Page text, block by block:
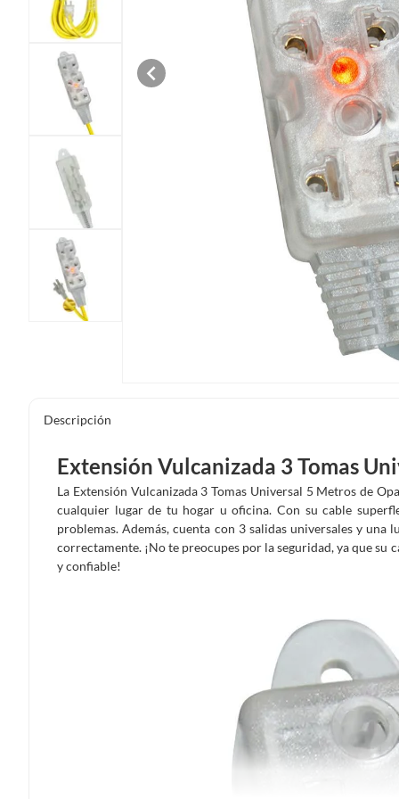
Descripción
Extensión Vulcanizada 3 Tomas
La Extensión Vulcanizada 3 Tomas Universal 5 Metros de
cualquier lugar de tu hogar u oficina. Con su cable
problemas. Además, cuenta con 3 salidas universales y
correctamente. ¡No te preocupes por la seguridad, ya que su
y confiable!